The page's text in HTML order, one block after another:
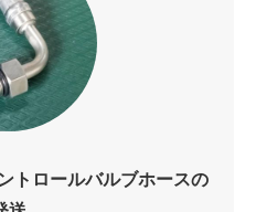
トロールバルブホースの